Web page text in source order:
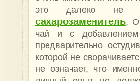
это далеко не
сахарозаменитель.
чай и с добавлением
предварительно
которой не
не означает, что